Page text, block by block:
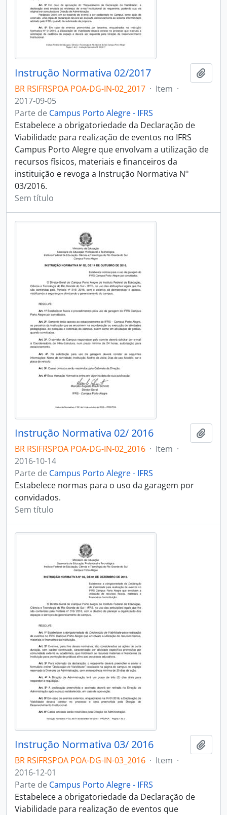
Instrução Normativa 02/2017
BR RSIFRSPOA POA-DG-IN-02_2017 · Item ·
2017-09-05
Parte de Campus Porto Alegre - IFRS
Estabelece a obrigatoriedade da Declaração de
Viabilidade para realização de eventos no IFRS
Campus Porto Alegre que envolvam a utilização de
recursos físicos, materiais e financeiros da
instituição e revoga a Instrução Normativa Nº
03/2016.
Sem título
Instrução Normativa 02/ 2016
BR RSIFRSPOA POA-DG-IN-02_2016 · Item ·
2016-10-14
Parte de Campus Porto Alegre - IFRS
Estabelece normas para o uso da garagem por
convidados.
Sem título
Instrução Normativa 03/ 2016
BR RSIFRSPOA POA-DG-IN-03_2016 · Item ·
2016-12-01
Parte de Campus Porto Alegre - IFRS
Estabelece a obrigatoriedade da Declaração de
Viabilidade para realização de eventos que